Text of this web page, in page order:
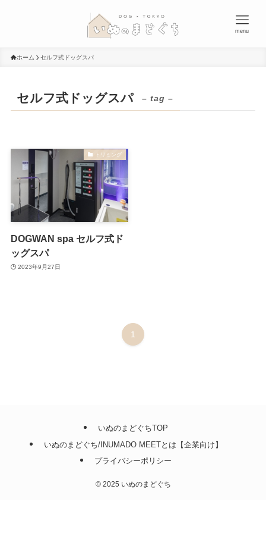
menu
ホーム セルフ式ドッグスパ
セルフ式ドッグスパ – tag –
トリミング
DOGWAN spa セルフ式ド
ッグスパ
2023年9月27日
1
いぬのまどぐちTOP
いぬのまどぐち/INUMADO MEETとは【企業向け】
プライバシーポリシー
©2025 いぬのまどぐち